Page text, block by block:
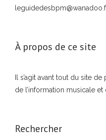
À propos de ce site
Il s’agit avant tout du site
de l’information musicale et
Rechercher